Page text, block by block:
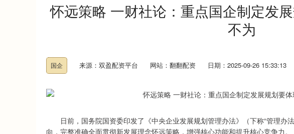
怀远策略 一财社论：重点国企制定发
不为
国企 来源：双盈配资平台 网站：翻翻配资 日期：2025-09-26 15:33:13
日前，国务院国资委印发了《中央企业发展规划管理办法》（下称“管理办
向，完整准确全面贯彻新发展理念怀远策略，增强核心功能和提升核心竞争力。